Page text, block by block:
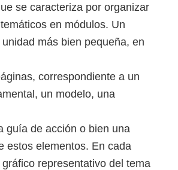
se caracteriza por organizar
en módulos. Un
más bien pequeña, en
correspondiente a un
un modelo, una
guía de acción o bien una
estos elementos. En cada
representativo del tema